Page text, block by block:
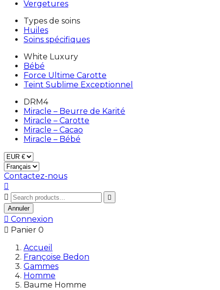
Vergetures
Types de soins
Huiles
Soins spécifiques
White Luxury
Bébé
Force Ultime Carotte
Teint Sublime Exceptionnel
DRM4
Miracle – Beurre de Karité
Miracle – Carotte
Miracle – Cacao
Miracle – Bébé
Contactez-nous



Annuler
 Connexion
 Panier 0
Accueil
Françoise Bedon
Gammes
Homme
Baume Homme